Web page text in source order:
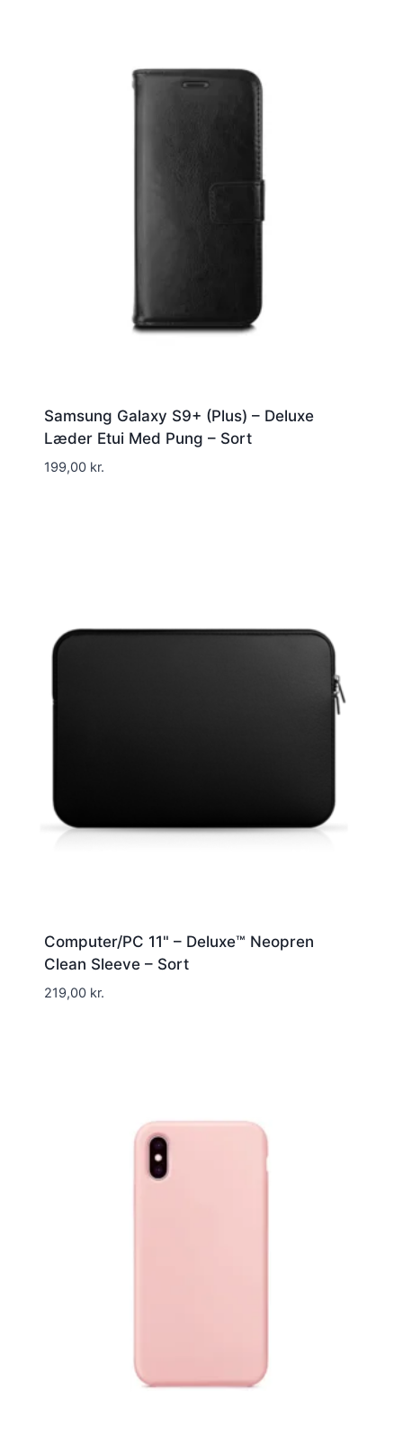
Samsung Galaxy S9+ (Plus) – Deluxe
Læder Etui Med Pung – Sort
199,00 kr.
Computer/PC 11" – Deluxe™ Neopren
Clean Sleeve – Sort
219,00 kr.